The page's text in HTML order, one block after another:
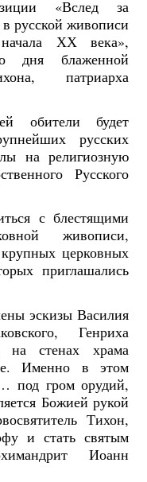
«Вслед за
русской живописи
ХХ века»,
дня блаженной
патриарха
обители будет
русских
на религиозную
Русского
с блестящими
живописи,
церковных
приглашались
эскизы Василия
Генриха
на стенах храма
Именно в этом
под гром орудий,
Божией рукой
Тихон,
и стать святым
Иоанн